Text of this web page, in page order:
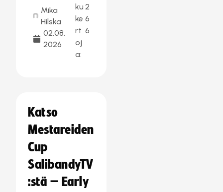
Mika
Hilska
02.08.
2026
ku
ke
rt
oj
a:
2
6
6
Katso
Mestareiden
Cup
SalibandyTV
:stä – Early